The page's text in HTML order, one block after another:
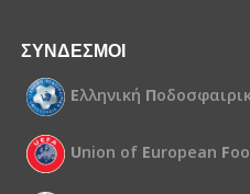
ΣΥΝΔΕΣΜΟΙ
Ελληνική Π
Union of European F